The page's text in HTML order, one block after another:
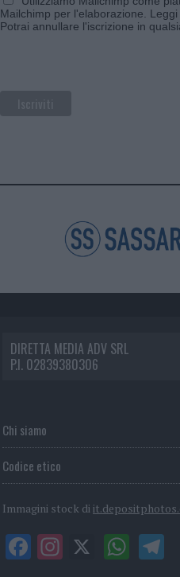
Mailchimp per l'elaborazione.
Potrai annullare l'iscrizione in
DIRETTA MEDIA ADV SRL
P.I. 02839380306
Chi siamo
Codice etico
Immagini stock di